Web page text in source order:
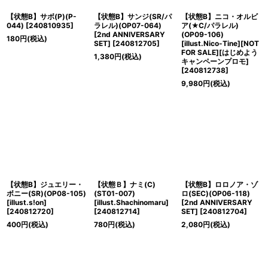
【状態B】サボ(P)(P-
044) [240810935]
180円(税込)
【状態B】サンジ(SR/パ
ラレル)(OP07-064)
[2nd ANNIVERSARY
SET] [240812705]
1,380円(税込)
【状態B】ニコ・オルビ
ア(★C/パラレル)
(OP09-106)
[illust.Nico-Tine][NOT
FOR SALE][はじめよう
キャンペーンプロモ]
[240812738]
9,980円(税込)
【状態B】ジュエリー・
ボニー(SR)(OP08-105)
[illust.s!on]
[240812720]
400円(税込)
【状態Ｂ】ナミ(C)
(ST01-007)
[illust.Shachinomaru]
[240812714]
780円(税込)
【状態B】ロロノア・ゾ
ロ(SEC)(OP06-118)
[2nd ANNIVERSARY
SET] [240812704]
2,080円(税込)